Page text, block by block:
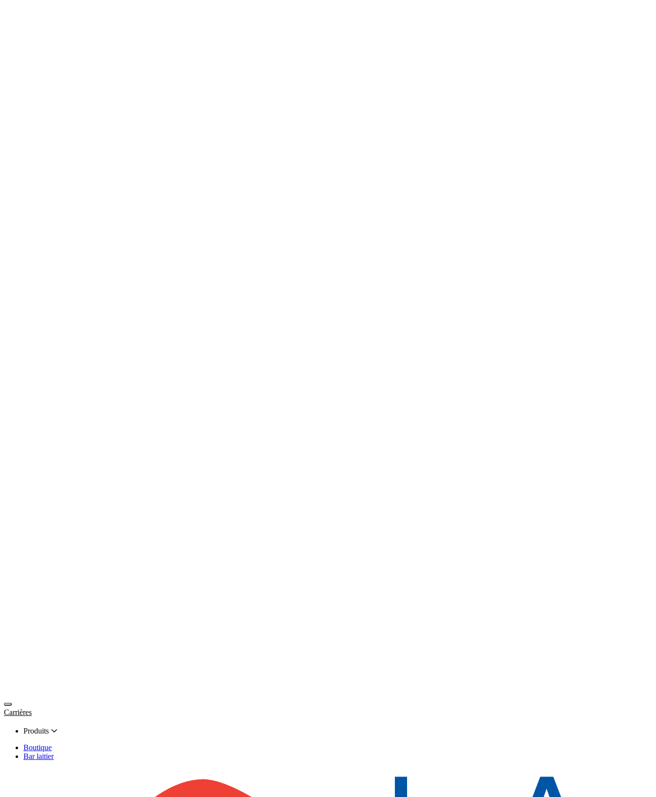
Carrières
Produits
Boutique
Bar laitier